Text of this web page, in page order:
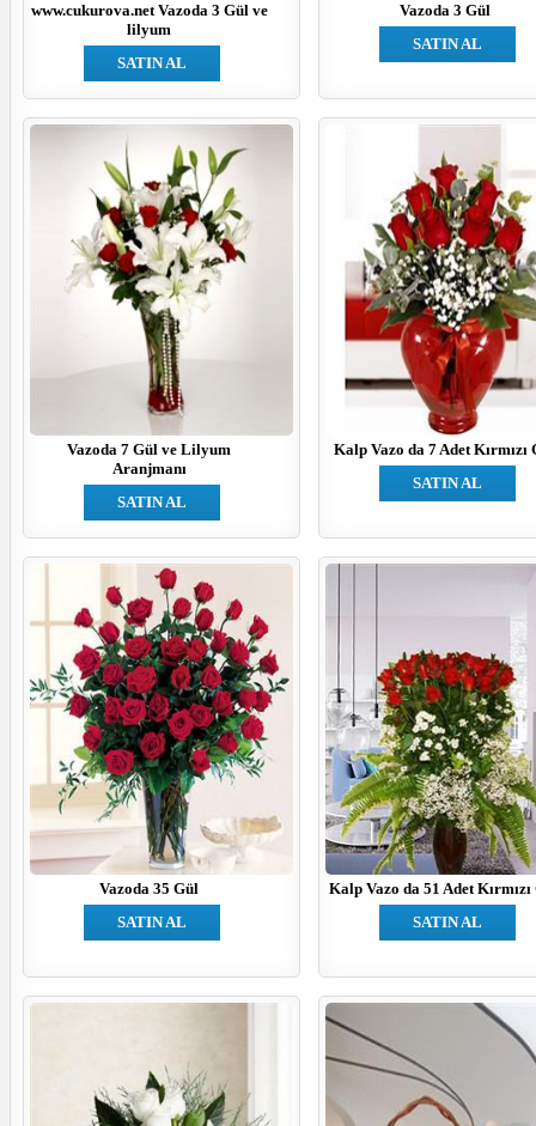
www.cukurova.net Vazoda 3 Gül ve
lilyum
SATIN AL
Vazoda 3 Gül
SATIN AL
Vazoda 7 Gül ve Lilyum
Aranjmanı
SATIN AL
Kalp Vazo da 7 Adet Kırmızı
SATIN AL
Vazoda 35 Gül
SATIN AL
Kalp Vazo da 51 Adet
SATIN AL